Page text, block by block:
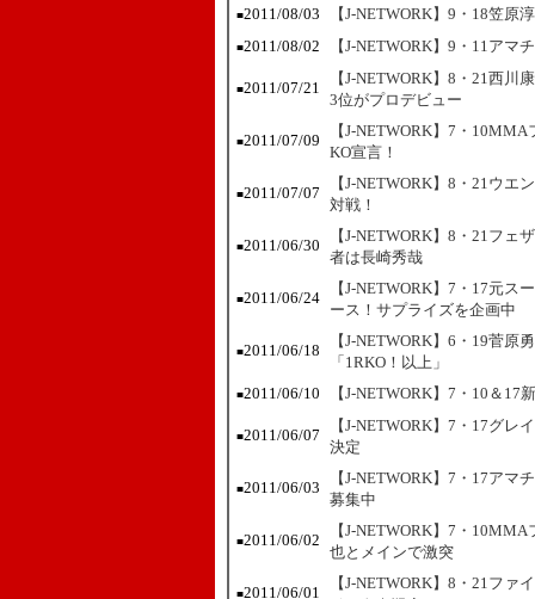
■2011/08/03 【J-NETWORK】9・18笠
■2011/08/02 【J-NETWORK】9・11ア
■2011/07/21
【J-NETWORK】8・21西
3位がプロデビュー
■2011/07/09
【J-NETWORK】7・
KO宣言！
■2011/07/07
【J-NETWORK】8・21ウ
対戦！
■2011/06/30
【J-NETWORK】8・21フ
者は長崎秀哉
■2011/06/24
【J-NETWORK】7・17元
ース！サプライズを企画中
■2011/06/18
【J-NETWORK】6・19菅
「1RKO！以上」
■2011/06/10 【J-NETWORK】7・10＆
■2011/06/07
【J-NETWORK】7・17グレ
決定
■2011/06/03
【J-NETWORK】7・17アマ
募集中
■2011/06/02
【J-NETWORK】7・
也とメインで激突
■2011/06/01
【J-NETWORK】8・21フ